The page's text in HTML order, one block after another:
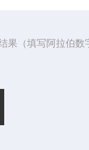
果（填写阿拉伯数